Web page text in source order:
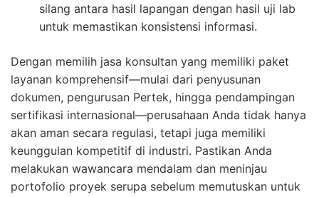
silang antara hasil lapangan dengan hasil uji lab
untuk memastikan konsistensi informasi.
Dengan memilih jasa konsultan yang memiliki paket
layanan komprehensif—mulai dari penyusunan
dokumen, pengurusan Pertek, hingga pendampingan
sertifikasi internasional—perusahaan Anda tidak hanya
akan aman secara regulasi, tetapi juga memiliki
keunggulan kompetitif di industri. Pastikan Anda
melakukan wawancara mendalam dan meninjau
portofolio proyek serupa sebelum memutuskan untuk